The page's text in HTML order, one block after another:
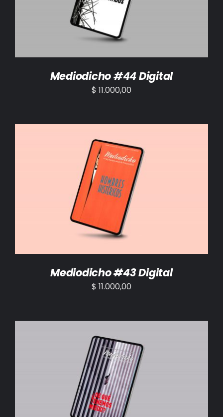
Mediodicho #44 Digital
$ 11.000,00
AÑADIR AL CARRITO /
Mediodicho #43 Digital
$ 11.000,00
AÑADIR AL CARRITO /